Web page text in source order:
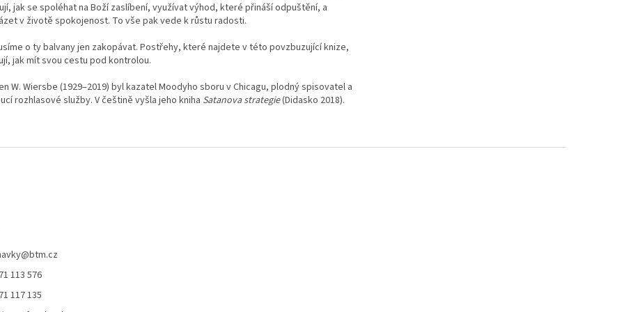
jak se spoléhat na Boží zaslíbení, využívat výhod, které přináší odpuštění, a
v životě spokojenost. To vše pak vede k růstu radosti.
o ty balvany jen zakopávat. Postřehy, které najdete v této povzbuzující knize,
jak mít svou cestu pod kontrolou.
W. Wiersbe (1929–2019) byl kazatel Moodyho sboru v Chicagu, plodný spisovatel a
rozhlasové služby. V češtině vyšla jeho kniha Satanova strategie(Didasko 2018).
@btm.cz
113 576
117 135